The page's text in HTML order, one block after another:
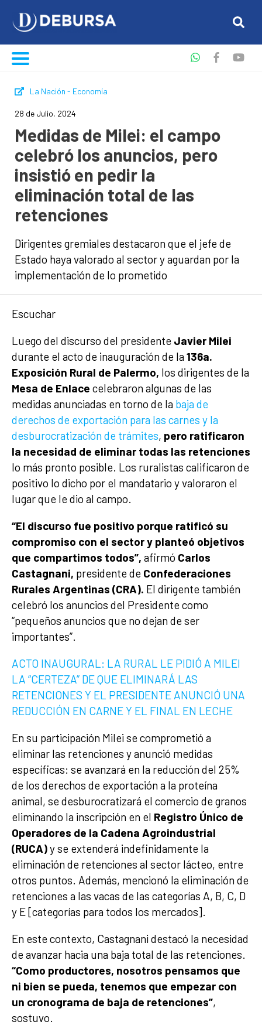
La Nación - Economía
28 de Julio, 2024
Medidas de Milei: el campo
celebró los anuncios, pero
insistió en pedir la
eliminación total de las
retenciones
Dirigentes gremiales destacaron que el jefe de
Estado haya valorado al sector y aguardan por la
implementación de lo prometido
Escuchar
Luego del discurso del presidente Javier Milei
durante el acto de inauguración de la 136a.
Exposición Rural de Palermo, los dirigentes de la
Mesa de Enlace celebraron algunas de las
medidas anunciadas en torno de la baja de
derechos de exportación para las carnes y la
desburocratización de trámites, pero ratificaron
la necesidad de eliminar todas las retenciones
lo más pronto posible. Los ruralistas calificaron de
positivo lo dicho por el mandatario y valoraron el
lugar que le dio al campo.
“El discurso fue positivo porque ratificó su
compromiso con el sector y planteó objetivos
que compartimos todos”, afirmó Carlos
Castagnani, presidente de Confederaciones
Rurales Argentinas (CRA). El dirigente también
celebró los anuncios del Presidente como
“pequeños anuncios que no dejan de ser
importantes”.
ACTO INAUGURAL: LA RURAL LE PIDIÓ A MILEI
LA “CERTEZA” DE QUE ELIMINARÁ LAS
RETENCIONES Y EL PRESIDENTE ANUNCIÓ UNA
REDUCCIÓN EN CARNE Y EL FINAL EN LECHE
En su participación Milei se comprometió a
eliminar las retenciones y anunció medidas
específicas: se avanzará en la reducción del 25%
de los derechos de exportación a la proteína
animal, se desburocratizará el comercio de granos
eliminando la inscripción en el Registro Único de
Operadores de la Cadena Agroindustrial
(RUCA)y se extenderá indefinidamente la
eliminación de retenciones al sector lácteo, entre
otros puntos. Además, mencionó la eliminación de
retenciones a las vacas de las categorías A, B, C, D
y E [categorías para todos los mercados].
En este contexto, Castagnani destacó la necesidad
de avanzar hacia una baja total de las retenciones.
“Como productores, nosotros pensamos que
ni bien se pueda, tenemos que empezar con
un cronograma de baja de retenciones”,
sostuvo.